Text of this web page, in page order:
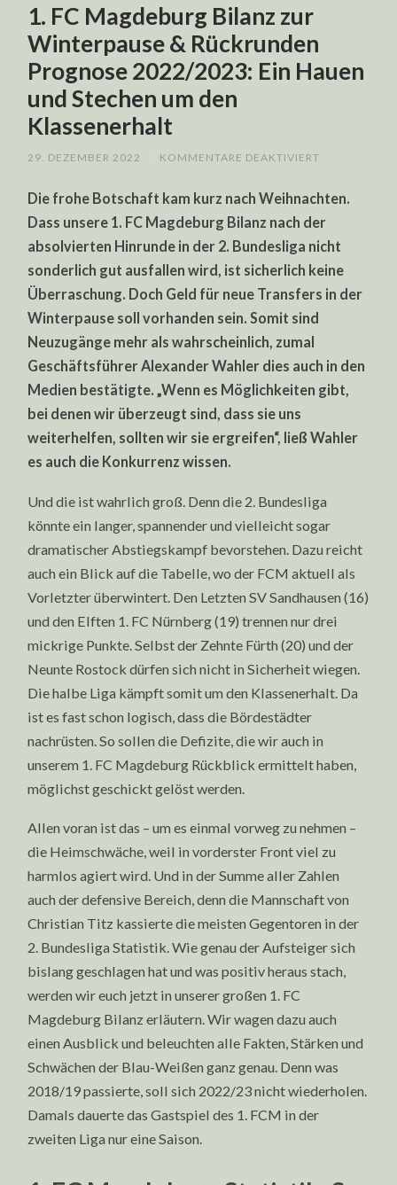
1. FC Magdeburg Bilanz zur
Winterpause & Rückrunden
Prognose 2022/2023: Ein Hauen
und Stechen um den
Klassenerhalt
29. DEZEMBER 2022 KOMMENTARE DEAKTIVIERT
MAGDEBURG
ZUR
&
PROGNOSE
2022/2023:
EIN
DEN
Die frohe Botschaft kam kurz nach Weihnachten.
Dass unsere 1. FC Magdeburg Bilanz nach der
absolvierten Hinrunde in der 2. Bundesliga nicht
sonderlich gut ausfallen wird, ist sicherlich keine
Überraschung. Doch Geld für neue Transfers in der
Winterpause soll vorhanden sein. Somit sind
Neuzugänge mehr als wahrscheinlich, zumal
Geschäftsführer Alexander Wahler dies auch in den
Medien bestätigte. „Wenn es Möglichkeiten gibt,
bei denen wir überzeugt sind, dass sie uns
weiterhelfen, sollten wir sie ergreifen“, ließ Wahler
es auch die Konkurrenz wissen.
Und die ist wahrlich groß. Denn die 2. Bundesliga
könnte ein langer, spannender und vielleicht sogar
dramatischer Abstiegskampf bevorstehen. Dazu reicht
auch ein Blick auf die Tabelle, wo der FCM aktuell als
Vorletzter überwintert. Den Letzten SV Sandhausen (16)
und den Elften 1. FC Nürnberg (19) trennen nur drei
mickrige Punkte. Selbst der Zehnte Fürth (20) und der
Neunte Rostock dürfen sich nicht in Sicherheit wiegen.
Die halbe Liga kämpft somit um den Klassenerhalt. Da
ist es fast schon logisch, dass die Bördestädter
nachrüsten. So sollen die Defizite, die wir auch in
unserem 1. FC Magdeburg Rückblick ermittelt haben,
möglichst geschickt gelöst werden.
Allen voran ist das – um es einmal vorweg zu nehmen –
die Heimschwäche, weil in vorderster Front viel zu
harmlos agiert wird. Und in der Summe aller Zahlen
auch der defensive Bereich, denn die Mannschaft von
Christian Titz kassierte die meisten Gegentoren in der
2. Bundesliga Statistik. Wie genau der Aufsteiger sich
bislang geschlagen hat und was positiv heraus stach,
werden wir euch jetzt in unserer großen 1. FC
Magdeburg Bilanz erläutern. Wir wagen dazu auch
einen Ausblick und beleuchten alle Fakten, Stärken und
Schwächen der Blau-Weißen ganz genau. Denn was
2018/19 passierte, soll sich 2022/23 nicht wiederholen.
Damals dauerte das Gastspiel des 1. FCM in der
zweiten Liga nur eine Saison.